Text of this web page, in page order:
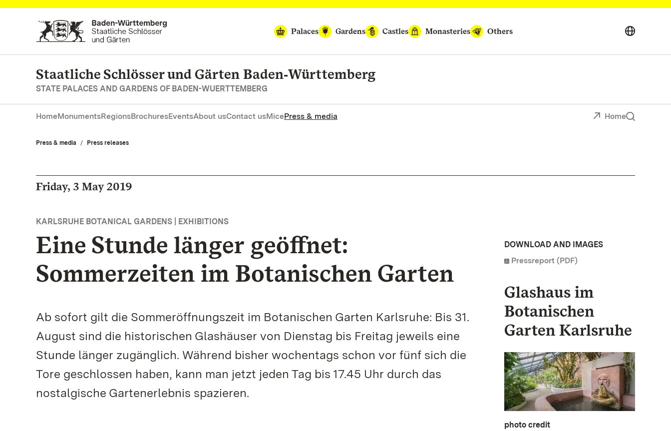
Navigate to main page
Palaces
Gardens Castles Monasteries Others
Staatliche Schlösser und Gärten Baden‑Württemberg
STATE PALACES AND GARDENS OF BADEN-WUERTTEMBERG
HomeMonumentsRegionsBrochuresEventsAbout usContact usMicePress & media Home
Press & media Press releases
Friday, 3 May 2019
KARLSRUHE BOTANICAL GARDENS | EXHIBITIONS
Eine Stunde länger geöffnet:
Sommerzeiten im Botanischen Garten
Ab sofort gilt die Sommeröffnungszeit im Botanischen Garten Karlsruhe: Bis 31.
August sind die historischen Glashäuser von Dienstag bis Freitag jeweils eine
Stunde länger zugänglich. Während bisher wochentags schon vor fünf sich die
Tore geschlossen haben, kann man jetzt jeden Tag bis 17.45 Uhr durch das
nostalgische Gartenerlebnis spazieren.
DOWNLOAD AND IMAGES
Pressreport (PDF)
Glashaus im
Botanischen
Garten Karlsruhe
photo credit